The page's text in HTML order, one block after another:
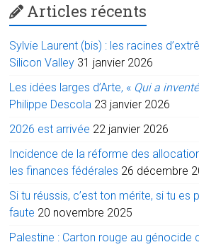
Articles récents
Sylvie Laurent (bis) : les racines
Silicon Valley 31 janvier 2026
Les idées larges d’Arte, « Qui a
Philippe Descola 23 janvier 2026
2026 est arrivée 22 janvier 2026
Incidence de la réforme des
les finances fédérales 26 décembre
Si tu réussis, c’est ton mérite, si tu es
faute 20 novembre 2025
Palestine : Carton rouge au génocide